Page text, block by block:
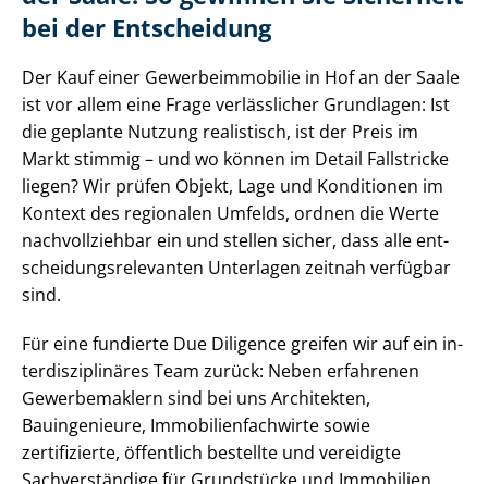
bei der Entscheidung
Der Kauf einer Ge­wer­be­im­mo­bi­lie in Hof an der Saale
ist vor allem eine Frage verlässlicher Grundlagen: Ist
die geplante Nutzung realistisch, ist der Preis im
Markt stimmig – und wo können im Detail Fallstricke
liegen? Wir prüfen Objekt, Lage und Konditionen im
Kontext des regionalen Umfelds, ordnen die Werte
nachvollziehbar ein und stellen sicher, dass alle ent­
schei­dungs­re­le­van­ten Unterlagen zeitnah verfügbar
sind.
Für eine fundierte Due Diligence greifen wir auf ein in­
ter­dis­zi­pli­nä­res Team zurück: Neben erfahrenen
Gewerbemaklern sind bei uns Architekten,
Bauingenieure, Im­mo­bi­li­en­fach­wir­te sowie
zertifizierte, öffentlich bestellte und vereidigte